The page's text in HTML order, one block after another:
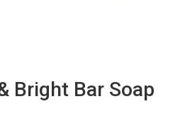
Bright Bar Soap